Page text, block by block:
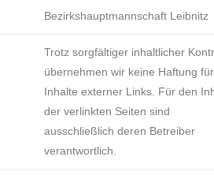
Bezirkshauptmannschaft Leibnitz
Trotz sorgfältiger inhaltlicher
übernehmen wir keine Haftung
Inhalte externer Links. Für den
der verlinkten Seiten sind
ausschließlich deren Betreiber
verantwortlich.